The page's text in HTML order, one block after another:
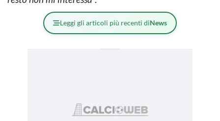
Leggi gli articoli più recenti diNews